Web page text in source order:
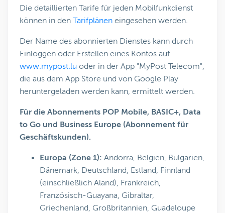
Die detaillierten Tarife für jeden Mobilfunkdienst
können in den Tarifplänen eingesehen werden.
Der Name des abonnierten Dienstes kann durch
Einloggen oder Erstellen eines Kontos auf
www.mypost.lu oder in der App "MyPost Telecom",
die aus dem App Store und von Google Play
heruntergeladen werden kann, ermittelt werden.
Für die Abonnements POP Mobile, BASIC+, Data
to Go und Business Europe (Abonnement für
Geschäftskunden).
Europa (Zone 1): Andorra, Belgien, Bulgarien,
Dänemark, Deutschland, Estland, Finnland
(einschließlich Aland), Frankreich,
Französisch-Guayana, Gibraltar,
Griechenland, Großbritannien, Guadeloupe